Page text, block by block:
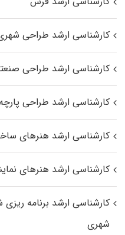
کارشناسی ارشد طراحی
کارشناسی ارشد طراحی
کارشناسی ارشد طراحی
کارشناسی ارشد هنرهای
کارشناسی ارشد هنرهای
کارشناسی ارشد برنامه
شهری